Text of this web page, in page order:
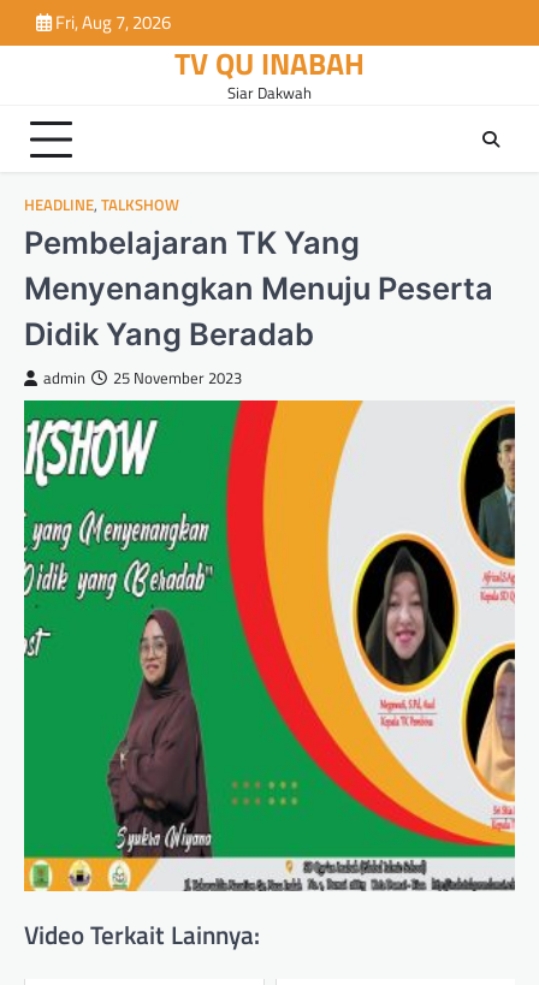
to
Fri, Aug 7, 2026
TV QU INABAH
Siar Dakwah
HEADLINE, TALKSHOW
Pembelajaran TK Yang
Menyenangkan Menuju Peserta
Didik Yang Beradab
admin 25 November 2023
Video Terkait Lainnya: